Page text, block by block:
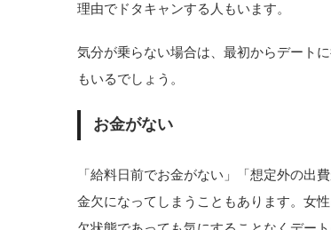
理由でドタキャンする人もいます。
気分が乗らない場合は、最初からデート
もいるでしょう。
お金がない
「給料日前でお金がない」「想定外の出
金欠になってしまうこともあります。女